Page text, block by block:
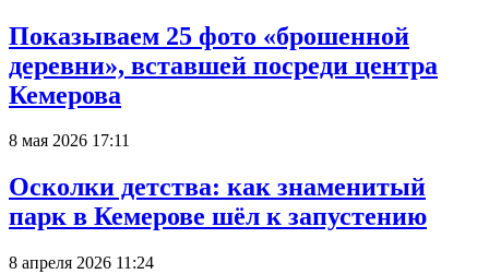
Показываем 25 фото «брошенной
деревни», вставшей посреди центра
Кемерова
8 мая 2026 17:11
Осколки детства: как знаменитый
парк в Кемерове шёл к запустению
8 апреля 2026 11:24